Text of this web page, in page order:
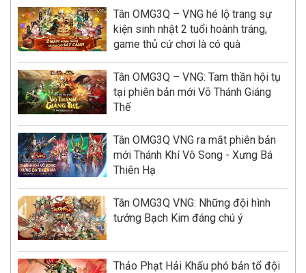
Tân OMG3Q – VNG hé lộ trang sự
kiện sinh nhật 2 tuổi hoành tráng,
game thủ cứ chơi là có quà
Tân OMG3Q – VNG: Tam thần hội tụ
tại phiên bản mới Võ Thánh Giáng
Thế
Tân OMG3Q VNG ra mắt phiên bản
mới Thánh Khí Vô Song - Xưng Bá
Thiên Hạ
Tân OMG3Q VNG: Những đội hình
tướng Bạch Kim đáng chú ý
Thảo Phạt Hải Khấu phó bản tổ đội